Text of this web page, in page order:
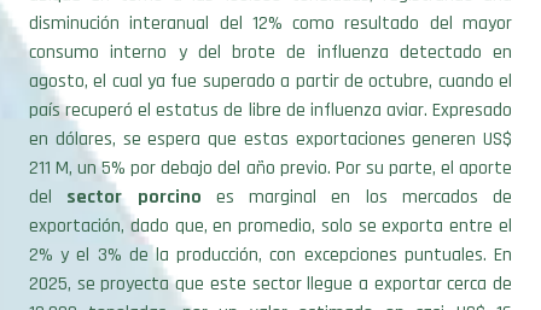
consumo interno y del brote de influenza detectado en
agosto, el cual ya fue superado a partir de octubre, cuando el
país recuperó el estatus de libre de influenza aviar. Expresado
en dólares, se espera que estas exportaciones generen US$
211 M, un 5% por debajo del año previo. Por su parte, el aporte
delsector porcinoes marginal en los mercados de
exportación, dado que, en promedio, solo se exporta entre el
2% y el 3% de la producción, con excepciones puntuales. En
2025, se proyecta que este sector llegue a exportar cerca de
12.000 toneladas, por un valor estimado en casi US$ 16
millones.